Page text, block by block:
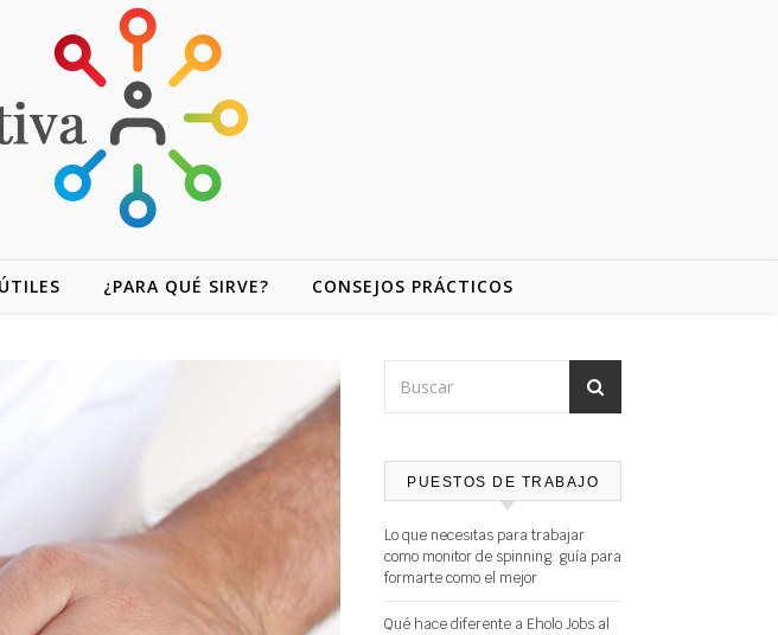
¿PARA QUÉ SIRVE? CONSEJOS PRÁCTICOS
PUESTOS DE TRABAJO
Lo que necesitas para trabajar
como monitor de spinning: guía para
formarte como el mejor
Qué hace diferente a Eholo Jobs al